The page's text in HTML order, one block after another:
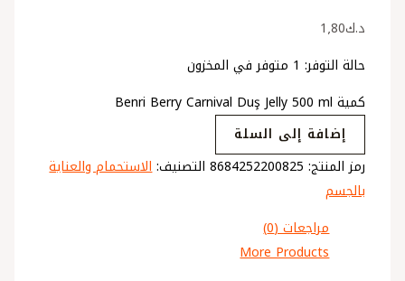
د.ك1٫80
حالة التوفر: 1 متوفر في المخزون
كمية Benri Berry Carnival Duş Jelly 500 ml
إضافة إلى السلة
رمز المنتج: 8684252200825 التصنيف:الاستحمام والعناية
بالجسم
مراجعات (0)
More Products